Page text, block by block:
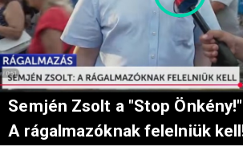
Semjén Zsolt a "Stop
A rágalmazóknak felelniük